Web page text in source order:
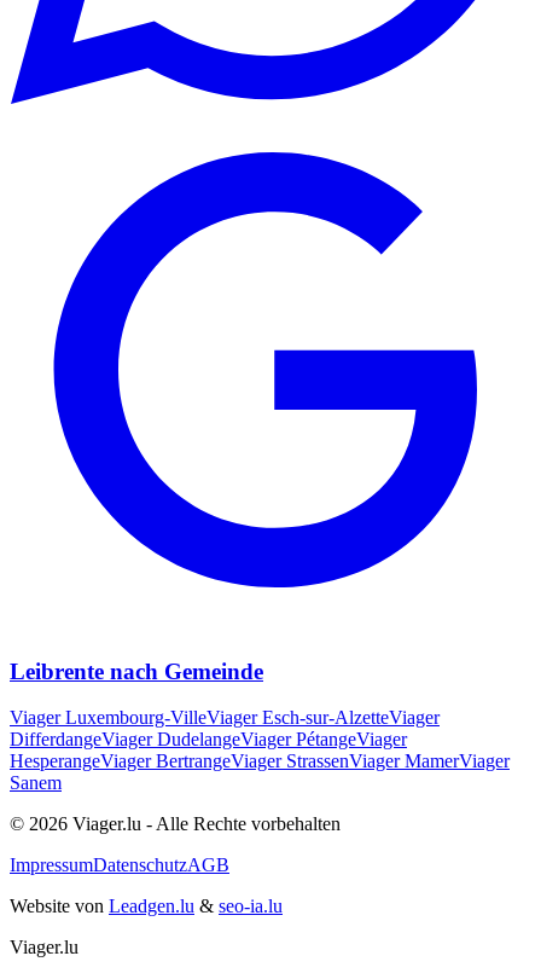
Leibrente nach Gemeinde
ViagerLuxembourg-VilleViagerEsch-sur-AlzetteViager
DifferdangeViagerDudelangeViagerPétangeViager
HesperangeViagerBertrangeViager StrassenViagerMamerViager
Sanem
© 2026 Viager.lu - Alle Rechte vorbehalten
ImpressumDatenschutzAGB
Website von Leadgen.lu & seo-ia.lu
Viager.lu